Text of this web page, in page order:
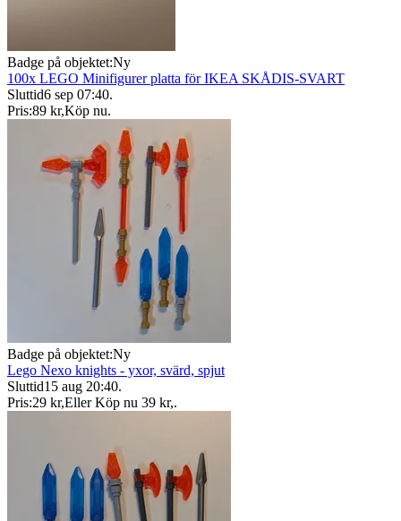
Badge på objektet:Ny
100x LEGO Minifigurer platta för IKEA SKÅDIS-SVART
Sluttid6 sep 07:40.
Pris:89 kr,Köp nu.
Badge på objektet:Ny
Lego Nexo knights - yxor, svärd, spjut
Sluttid15 aug 20:40.
Pris:29 kr,Eller Köp nu 39 kr,.